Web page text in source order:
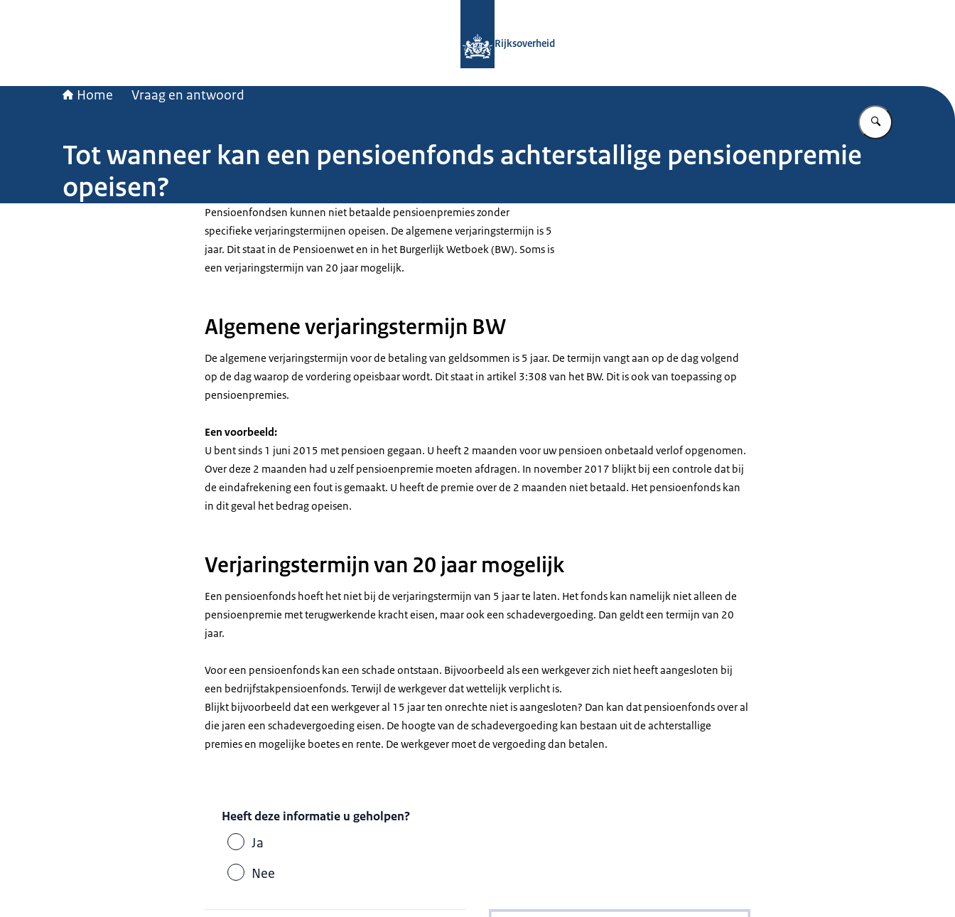
Rijksoverheid
Home Vraag en antwoord
Vul in wat u
Tot wanneer kan een pensioenfonds achterstallige pensioenpremie
opeisen?
Pensioenfondsen kunnen niet betaalde pensioenpremies zonder
specifieke verjaringstermijnen opeisen. De algemene verjaringstermijn is 5
jaar. Dit staat in de Pensioenwet en in het Burgerlijk Wetboek (BW). Soms is
een verjaringstermijn van 20 jaar mogelijk.
Algemene verjaringstermijn BW
De algemene verjaringstermijn voor de betaling van geldsommen is 5 jaar. De termijn vangt aan op de dag volgend
op de dag waarop de vordering opeisbaar wordt. Dit staat in artikel 3:308 van het BW. Dit is ook van toepassing op
pensioenpremies.
Een voorbeeld:
U bent sinds 1 juni 2015 met pensioen gegaan. U heeft 2 maanden voor uw pensioen onbetaald verlof opgenomen.
Over deze 2 maanden had u zelf pensioenpremie moeten afdragen. In november 2017 blijkt bij een controle dat bij
de eindafrekening een fout is gemaakt. U heeft de premie over de 2 maanden niet betaald. Het pensioenfonds kan
in dit geval het bedrag opeisen.
Verjaringstermijn van 20 jaar mogelijk
Een pensioenfonds hoeft het niet bij de verjaringstermijn van 5 jaar te laten. Het fonds kan namelijk niet alleen de
pensioenpremie met terugwerkende kracht eisen, maar ook een schadevergoeding. Dan geldt een termijn van 20
jaar.
Voor een pensioenfonds kan een schade ontstaan. Bijvoorbeeld als een werkgever zich niet heeft aangesloten bij
een bedrijfstakpensioenfonds. Terwijl de werkgever dat wettelijk verplicht is.
Blijkt bijvoorbeeld dat een werkgever al 15 jaar ten onrechte niet is aangesloten? Dan kan dat pensioenfonds over al
die jaren een schadevergoeding eisen. De hoogte van de schadevergoeding kan bestaan uit de achterstallige
premies en mogelijke boetes en rente. De werkgever moet de vergoeding dan betalen.
Heeft deze informatie u geholpen?
Ja
Nee